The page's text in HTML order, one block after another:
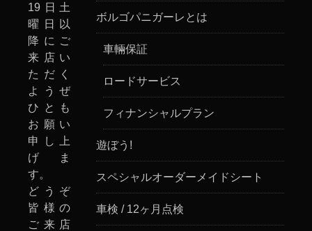
19日土
曜日以
降にご
来店い
ただく
ようぜ
ひとも
お願い
申し上
げま
す。
どうぞ
皆様の
ご来店
ボルゴパニガーレとは
車輛保証
ロードサービス
フィナンシャルプラン
遊ぼう!
スペシャルオーダーメイドシート
車検 / 12ヶ月点検